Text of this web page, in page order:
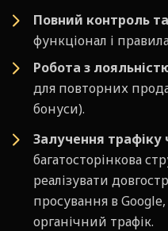
Повний контроль
функціонал і
Робота з
для повторних
бонуси).
Залучення трафіку
багатосторінкова
реалізувати
просування в
органічний трафік.